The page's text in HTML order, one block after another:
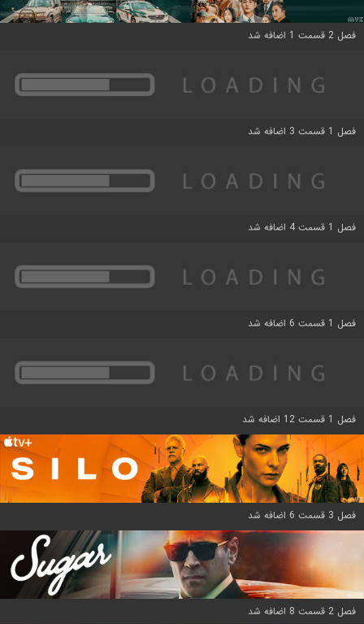
فصل 2 قسمت 1 اضافه شد
فصل 1 قسمت 3 اضافه شد
فصل 1 قسمت 4 اضافه شد
فصل 1 قسمت 6 اضافه شد
فصل 1 قسمت 12 اضافه شد
فصل 3 قسمت 6 اضافه شد
فصل 2 قسمت 8 اضافه شد